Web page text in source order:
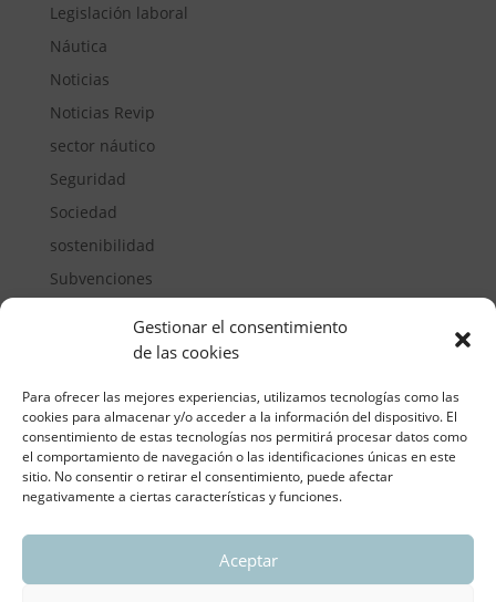
Gestionar el consentimiento
de las cookies
Para ofrecer las mejores experiencias, utilizamos tecnologías como las
cookies para almacenar y/o acceder a la información del dispositivo. El
consentimiento de estas tecnologías nos permitirá procesar datos como
el comportamiento de navegación o las identificaciones únicas en este
sitio. No consentir o retirar el consentimiento, puede afectar
negativamente a ciertas características y funciones.
Aceptar
Legislación laboral
Náutica
Noticias
Noticias Revip
sector náutico
Seguridad
Sociedad
sostenibilidad
Subvenciones
ASOCIACIÓN REGIONAL VALENCIANA DE